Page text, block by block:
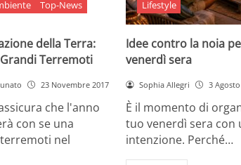
Top-News
della Terra:
Terremoti
23 Novembre 2017
che l'anno
con se una
nel
Lifestyle
Idee contro la noia
venerdì sera
Sophia Allegri 3
È il momento di
tuo venerdì sera con
intenzione. Perché…